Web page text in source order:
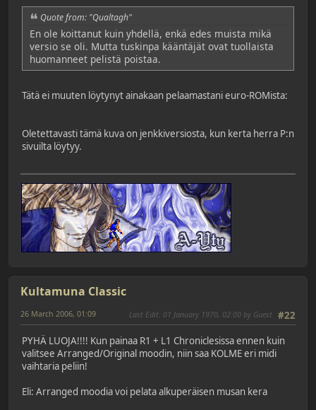
Quote from: "Qualtagh"
En ole koittanut kuin yhdellä, enkä edes muista mikä
versio se oli. Mutta tuskinpa kääntäjät ovat tuollaista
huomanneet pelistä poistaa.
Tätä ei muuten löytynyt ainakaan pelaamastani euro-ROMista:
Oletettavasti tämä kuva on jenkkiversiosta, kun kerta herra P:n
sivuilta löytyy.
Kultamuna Classic
#22
26 March 2006, 01:09 Last Edit: 01 January 1970, 02:00 by Guest
PYHÄ LUOJA!!!! Kun painaa R1 + L1 Chroniclesissa ennen kuin
valitsee Arranged/Original moodin, niin saa KOLME eri midi
vaihtaria peliin!
Eli: Arranged moodia voi pelata alkuperäisen musan kera